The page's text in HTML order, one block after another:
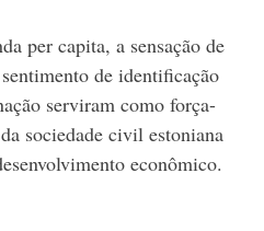
per capita, a sensação de
de identificação
serviram como força-
sociedade civil estoniana
econômico.